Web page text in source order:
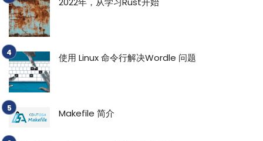
使用 Linux 命令行解决Wordle 问题
Makefile 简介